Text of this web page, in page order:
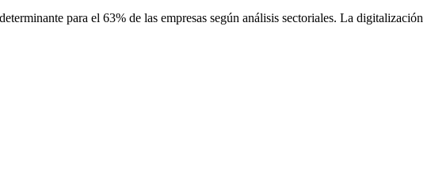
para el 63% de las empresas según análisis sectoriales. La digitalización